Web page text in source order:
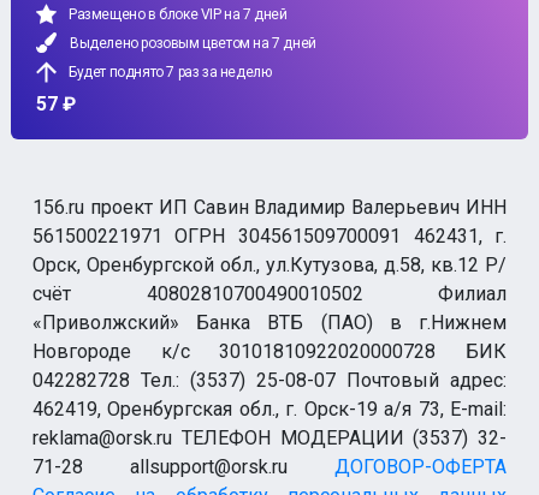
Размещено в блоке VIP на 7 дней
Выделено розовым цветом на 7 дней
Будет поднято 7 раз за неделю
57 ₽
156.ru проект ИП Савин Владимир Валерьевич ИНН
561500221971 ОГРН 304561509700091 462431, г.
Орск, Оренбургской обл., ул.Кутузова, д.58, кв.12 Р/
счёт 40802810700490010502 Филиал
«Приволжский» Банка ВТБ (ПАО) в г.Нижнем
Новгороде к/с 30101810922020000728 БИК
042282728 Тел.: (3537) 25-08-07 Почтовый адрес:
462419, Оренбургская обл., г. Орск-19 а/я 73, E-mail:
reklama@orsk.ru ТЕЛЕФОН МОДЕРАЦИИ (3537) 32-
71-28 allsupport@orsk.ruДОГОВОР-ОФЕРТА